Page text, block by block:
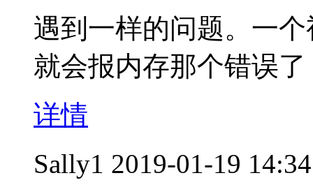
遇到一样的问题。一
就会报内存那个错误
详情
Sally1 2019-01-19 14:34